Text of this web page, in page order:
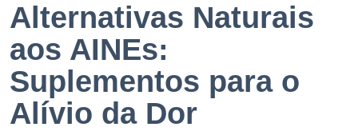
Alternativas Naturais
aos AINEs:
Suplementos para o
Alívio da Dor